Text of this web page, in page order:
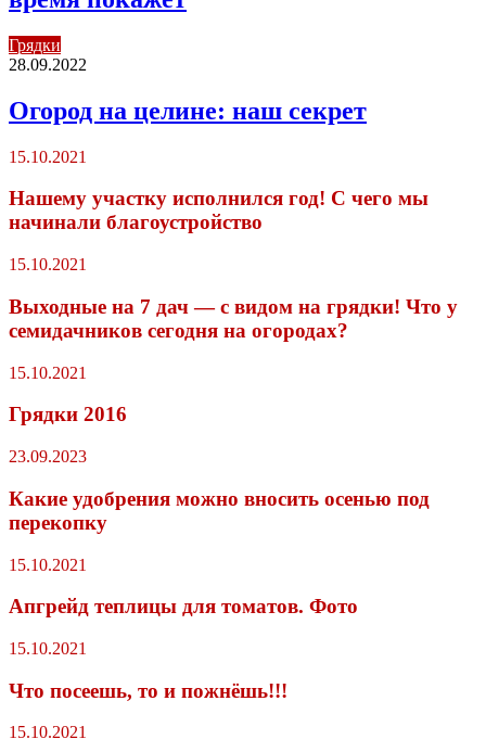
Грядки
28.09.2022
Огород на целине: наш секрет
15.10.2021
Нашему участку исполнился год! С чего мы
начинали благоустройство
15.10.2021
Выходные на 7 дач — с видом на грядки! Что у
семидачников сегодня на огородах?
15.10.2021
Грядки 2016
23.09.2023
Какие удобрения можно вносить осенью под
перекопку
15.10.2021
Апгрейд теплицы для томатов. Фото
15.10.2021
Что посеешь, то и пожнёшь!!!
15.10.2021